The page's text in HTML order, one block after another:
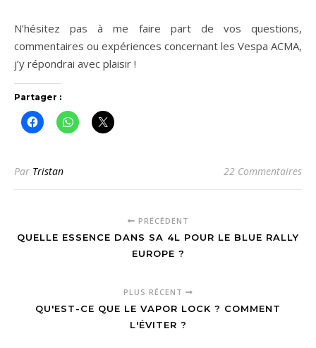
N’hésitez pas à me faire part de vos questions,
commentaires ou expériences concernant les Vespa ACMA,
j’y répondrai avec plaisir !
Partager :
Par Tristan 22 Commentaires
PRÉCÉDENT
QUELLE ESSENCE DANS SA 4L POUR LE BLUE RALLY
EUROPE ?
PLUS RÉCENT
QU'EST-CE QUE LE VAPOR LOCK ? COMMENT
L'ÉVITER ?